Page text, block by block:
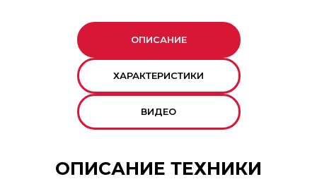
ОПИСАНИЕ
ХАРАКТЕРИСТИКИ
ВИДЕО
ОПИСАНИЕ ТЕХНИКИ